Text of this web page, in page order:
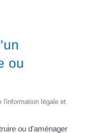
ou
l'information légale et
ou d'aménager